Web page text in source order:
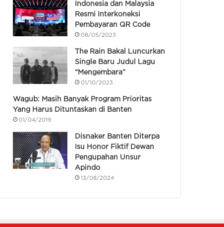
Indonesia dan Malaysia
Resmi Interkoneksi
Pembayaran QR Code
08/05/2023
The Rain Bakal Luncurkan
Single Baru Judul Lagu
“Mengembara”
01/10/2023
Wagub: Masih Banyak Program Prioritas
Yang Harus Dituntaskan di Banten
01/04/2019
Disnaker Banten Diterpa
Isu Honor Fiktif Dewan
Pengupahan Unsur
Apindo
13/08/2024